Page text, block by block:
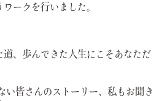
ークを行いました。
道、歩んできた人生にこそあなただ
い皆さんのストーリー、私もお聞き